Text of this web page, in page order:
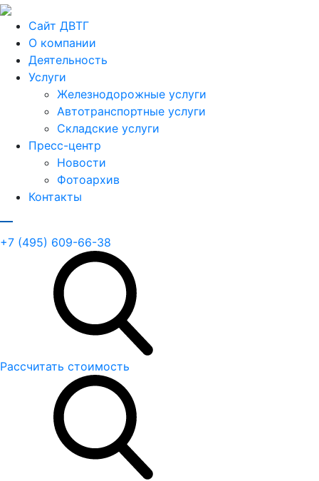
Сайт ДВТГ
О компании
Деятельность
Услуги
Железнодорожные услуги
Автотранспортные услуги
Складские услуги
Пресс-центр
Новости
Фотоархив
Контакты
+7 (495) 609-66-38
Рассчитать стоимость